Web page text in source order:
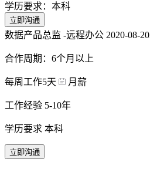
学历要求：本科
立即沟通
数据产品总监 -远程办公 2020-08-
合作周期：6个月以上
每周工作5天 月薪
工作经验 5-10年
学历要求 本科
立即沟通